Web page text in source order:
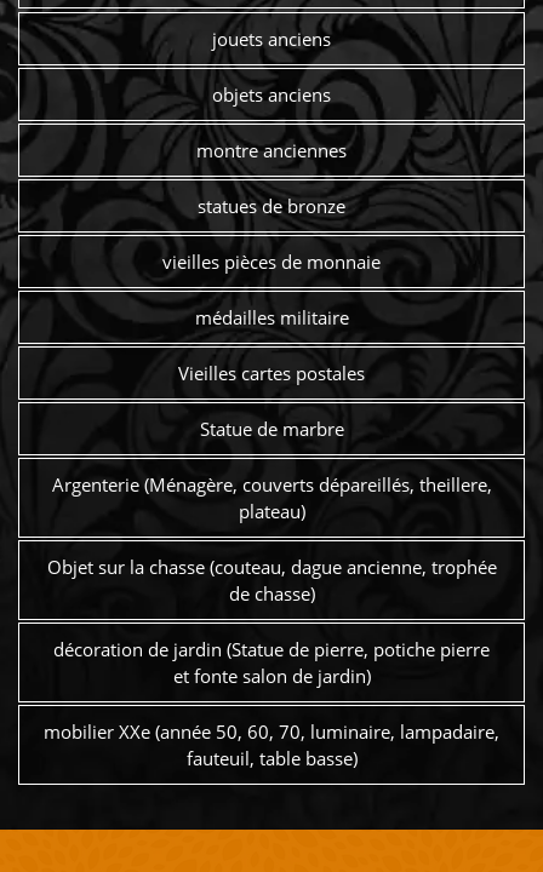
jouets anciens
objets anciens
montre anciennes
statues de bronze
vieilles pièces de monnaie
médailles militaire
Vieilles cartes postales
Statue de marbre
Argenterie (Ménagère, couverts dépareillés, theillere,
plateau)
Objet sur la chasse (couteau, dague ancienne, trophée
de chasse)
décoration de jardin (Statue de pierre, potiche pierre
et fonte salon de jardin)
mobilier XXe (année 50, 60, 70, luminaire, lampadaire,
fauteuil, table basse)